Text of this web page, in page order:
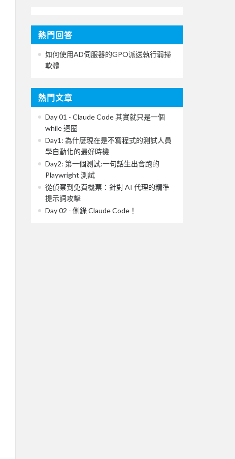
熱門回答
如何使用AD伺服器的GPO派送執行弱掃
軟體
熱門文章
Day 01 - Claude Code 其實就只是一個
while 迴圈
Day1: 為什麼現在是不寫程式的測試人員
學自動化的最好時機
Day2: 第一個測試:一句話生出會跑的
Playwright 測試
從偵察到免費機票：針對 AI 代理的精準
提示詞攻擊
Day 02 - 側錄 Claude Code！